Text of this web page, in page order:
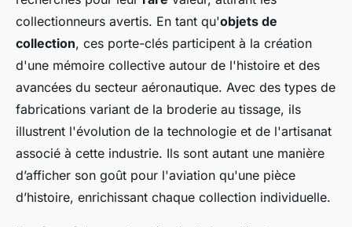
collectionneurs avertis. En tant qu'objets de
collection, ces porte-clés participent à la création
d'une mémoire collective autour de l'histoire et des
avancées du secteur aéronautique. Avec des types de
fabrications variant de la broderie au tissage, ils
illustrent l'évolution de la technologie et de l'artisanat
associé à cette industrie. Ils sont autant une manière
d’afficher son goût pour l'aviation qu'une pièce
d’histoire, enrichissant chaque collection individuelle.